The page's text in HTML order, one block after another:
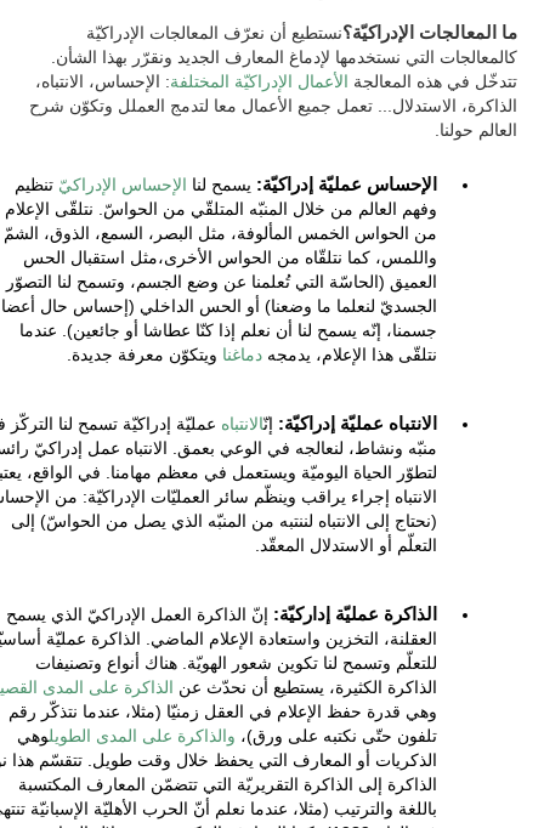
ما المعالجات الإدراكيّة؟نستطيع أن نعرّف المعالجات الإدراكيّة
كالمعالجات التي نستخدمها لإدماغ المعارف الجديد ونقرّر بهذا الشأن.
تتدخّل في هذه المعالجة الأعمال الإدراكيّة المختلفة: الإحساس، الانتباه،
الذاكرة، الاستدلال... تعمل جميع الأعمال معا لتدمج العملل وتكوّن شرح
العالم حولنا.
الإحساس عمليّة إدراكيّة: يسمح لنا الإحساس الإدراكيّ تنظيم
وفهم العالم من خلال المنبّه المتلقّي من الحواسّ. نتلقّى الإعلام
من الحواس الخمس المألوفة، مثل البصر، السمع، الذوق، الشمّ
واللمس، كما نتلقّاه من الحواس الأخرى،مثل استقبال الحس
العميق (الحاسّة التي تُعلمنا عن وضع الجسم، وتسمح لنا التصوّر
الجسديّ لنعلما ما وضعنا) أو الحس الداخلي (إحساس حال
جسمنا، إنّه يسمح لنا أن نعلم إذا كنّا عطاشا أو جائعين). عندما
نتلقّى هذا الإعلام، يدمجه دماغنا ويتكوّن معرفة جديدة.
الانتباه عمليّة إدراكيّة: إنّالانتباه عمليّة إدراكيّة تسمح لنا
منبّه ونشاط، لنعالجه في الوعي بعمق. الانتباه عمل إدراكيّ
لتطوّر الحياة اليوميّة ويستعمل في معظم مهامنا. في الواقع،
الانتباه إجراء يراقب وينظّم سائر العمليّات الإدراكيّة: من
(نحتاج إلى الانتباه لننتبه من المنبّه الذي يصل من الحواسّ) إلى
التعلّم أو الاستدلال المعقّد.
الذاكرة عمليّة إداركيّة: إنّ الذاكرة العمل الإدراكيّ الذي يسمح
العقلنة، التخزين واستعادة الإعلام الماضي. الذاكرة عمليّة
للتعلّم وتسمح لنا تكوين شعور الهويّة. هناك أنواع وتصنيفات
الذاكرة الكثيرة، يستطيع أن نحدّث عن الذاكرة على المدى
وهي قدرة حفظ الإعلام في العقل زمنيّا (مثلا، عندما نتذكّر رقم
تلفون حتّى نكتبه على ورق)، والذاكرة على المدى الطويلوهي
الذكريات أو المعارف التي يحفظ خلال وقت طويل. تتقسّم هذا
الذاكرة إلى الذاكرة التقريريّة التي تتضمّن المعارف المكتسبة
باللغة والترتيب (مثلا، عندما نعلم أنّ الحرب الأهليّة الإسبانيّة